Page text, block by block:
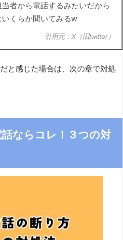
者から電話するみたいだから
くらか聞いてみるw
引用元：X（旧twitter）
と感じた場合は、次の章で対処
ならコレ！３つの対